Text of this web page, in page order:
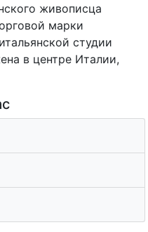
живописца
марки
студии
в центре Италии,